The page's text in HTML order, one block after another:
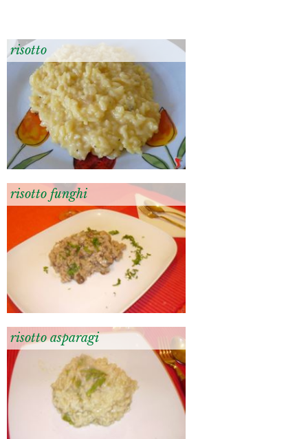
risotto
risotto funghi
risotto asparagi